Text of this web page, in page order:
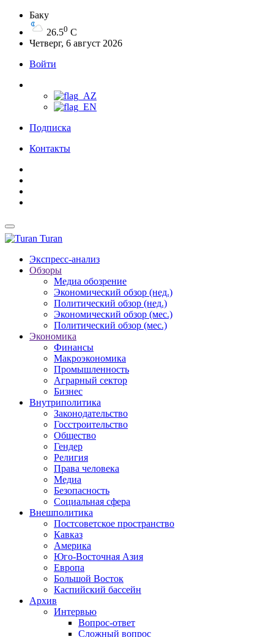
Баку
26.50 C
Четверг, 6 август 2026
Войти
Подписка
Контакты
Turan
Экспресс-анализ
Обзоры
Медиа обозрение
Экономический обзор (нед.)
Политический обзор (нед.)
Экономический обзор (мес.)
Политический обзор (мес.)
Экономика
Финансы
Макроэкономика
Промышленность
Аграрный сектор
Бизнес
Внутриполитика
Законодательство
Госстроительство
Общество
Гендер
Религия
Права человека
Медиа
Безопасность
Социальная сфера
Внешполитика
Постсоветское пространство
Кавказ
Америка
Юго-Восточная Азия
Европа
Большой Восток
Каспийский бассейн
Архив
Интервью
Вопрос-ответ
Сложный вопрос